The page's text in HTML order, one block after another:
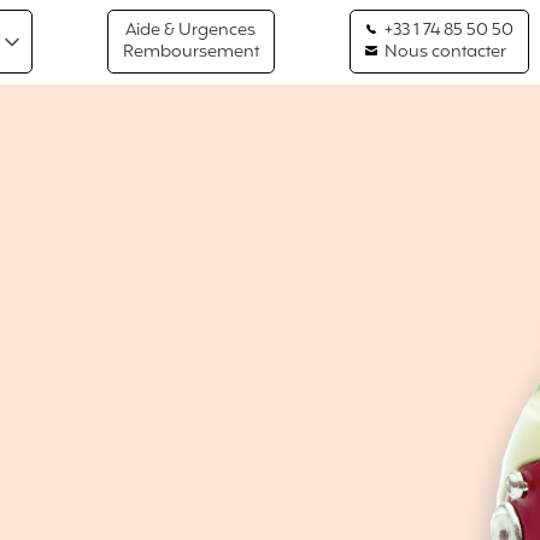
Aide & Urgences
Remboursement
+33 1 74 85 50 50
Nous contacter